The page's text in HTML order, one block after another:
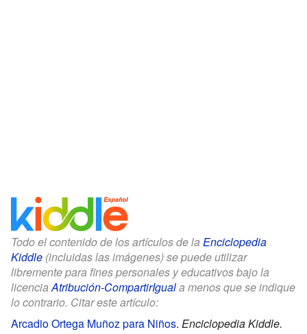
Todo el contenido de los artículos de la Enciclopedia
Kiddle (incluidas las imágenes) se puede utilizar
libremente para fines personales y educativos bajo la
licenciaAtribución-CompartirIguala menos que se indique
lo contrario. Citar este artículo:
Arcadio Ortega Muñoz para Niños. Enciclopedia Kiddle.